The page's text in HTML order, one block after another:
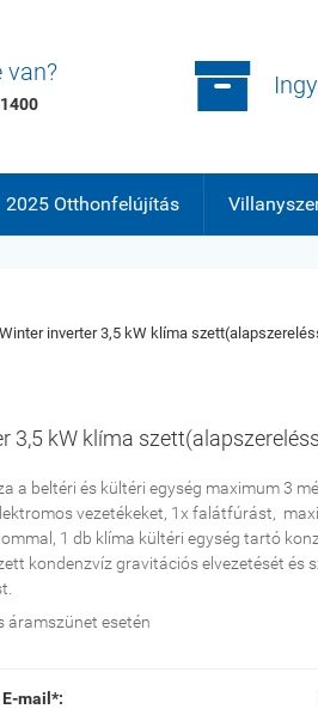
van? 
2025 Otthonfelújítás
inverter 3,5 kW klíma
3,5 kW klíma
a beltéri és kültéri egység maximum 3
vezetékeket, 1x falátfúrást,
1 db klíma kültéri egység tartó
kondenzvíz gravitációs elvezetését és
esetén
E-mail*: